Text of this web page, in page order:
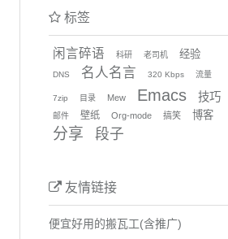
标签
闲言碎语 科研 老司机 经验
DNS 名人名言 320 Kbps 流量
7zip 目录 Mew Emacs 技巧
邮件 壁纸 Org-mode 搞笑 博客
分享 段子
友情链接
便宜好用的搬瓦工(含推广)